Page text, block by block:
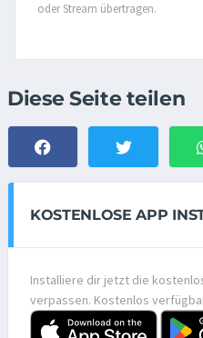
oder Stream übertragen.
Diese Seite teilen
KOSTENLOSE APP
Installiere dir jetzt die
verpassen. Kostenlos